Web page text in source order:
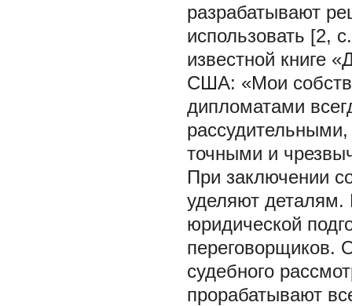
разрабатывают
использовать [2,
известной книге
США: «Мои
дипломатами
точными и
При заключении
уделяют деталям.
юридической
переговорщиков.
судебного
прорабатывают